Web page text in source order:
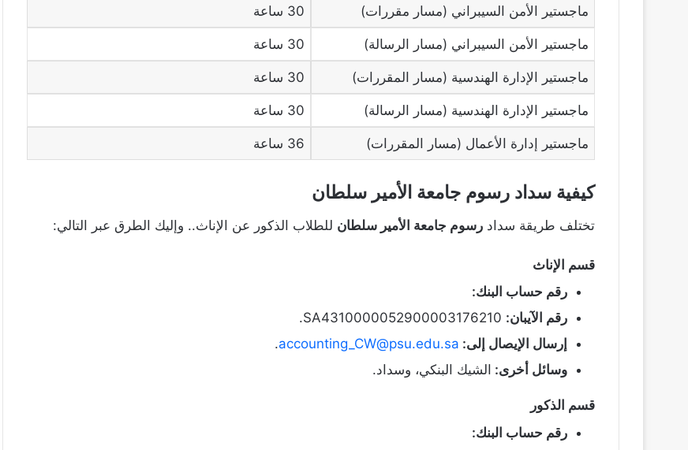
ماجستير الأمن السيبراني (مسار مقررات) 30 ساعة
ماجستير الأمن السيبراني (مسار الرسالة) 30 ساعة
ماجستير الإدارة الهندسية (مسار المقررات) 30 ساعة
ماجستير الإدارة الهندسية (مسار الرسالة) 30 ساعة
ماجستير إدارة الأعمال (مسار المقررات) 36 ساعة
كيفية سداد رسوم جامعة الأمير سلطان
تختلف طريقة سداد رسوم جامعة الأمير سلطان للطلاب الذكور عن الإناث.. وإليك الطرق عبر التالي:
قسم الإناث
رقم حساب البنك:
رقم الآيبان:
إرسال الإيصال إلى: accounting_CW@psu.edu.sa
.
وسائل أخرى: الشيك البنكي، وسداد.
قسم الذكور
رقم حساب البنك: